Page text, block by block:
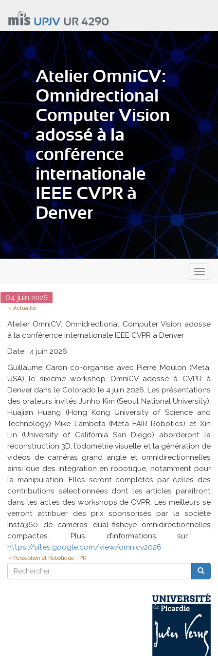
contenu
principal
UPJVUR 4290
Atelier OmniCV:
Omnidrectional
Computer Vision
adossé à la
conférence
internationale
IEEE CVPR à
Denver
Date
04 juin 2026
Type
Actualité
Atelier OmniCV: Omnidrectional Computer Vision adossé
à la conférence internationale IEEE CVPR à Denver
Date : 4 juin 2026
Guillaume Caron co-organise avec Pierre Moulon (Meta,
USA) le sixième workshop OmniCV adossé à CVPR à
Denver dans le Colorado le 4 juin 2026. Les présentations
des orateurs invités Junho Kim (Seoul National University),
Huajian Huang (Hong Kong University of Science and
Technology) Mike Lambeta (Meta FAIR Robotics) et Xin
Lin (University of California San Diego) aborderont la
reconstruction 3D, l’odométrie visuelle et la génération de
vidéos de caméras grand angle et omnidirectionnelles
ainsi que des intégration en robotique, notamment pour
la manipulation. Elles seront complétés par celles des
contributions sélectionnées dont les articles paraîtront
dans les actes des workshops de CVPR. Les meilleurs se
verront attribuer des prix sponsorisés par la société
Insta360 de caméras dual-fisheye omnidirectionnelles
compactes. Plus d’informations sur :
https://sites.google.com/view/omnicv2026
Perception et Robotique - PR
Rechercher
Rechercher